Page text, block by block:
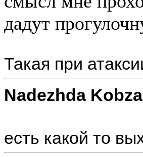
дадут
Такая при
Nadezhda
есть какой то